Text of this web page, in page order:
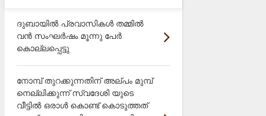
ദുബായിൽ പ്രവാസികൾ തമ്മിൽ
വൻ സംഘർഷം മൂന്നു പേർ
കൊല്ലപ്പെട്ടു
നോമ്പ് തുറക്കുന്നതിന് അല്പം മുമ്പ്
നെല്ലിക്കുന്ന് സ്വദേശി യുടെ
വീട്ടിൽ ഒരാൾ കൊണ്ട് കൊടുത്തത്